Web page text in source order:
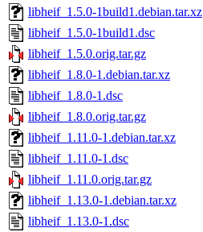
libheif_1.5.0-1build1.debian.tar.xz
libheif_1.5.0-1build1.dsc
libheif_1.5.0.orig.tar.gz
libheif_1.8.0-1.debian.tar.xz
libheif_1.8.0-1.dsc
libheif_1.8.0.orig.tar.gz
libheif_1.11.0-1.debian.tar.xz
libheif_1.11.0-1.dsc
libheif_1.11.0.orig.tar.gz
libheif_1.13.0-1.debian.tar.xz
libheif_1.13.0-1.dsc